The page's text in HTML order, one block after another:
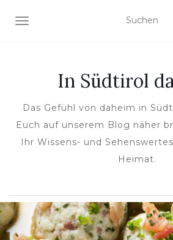
NAVIGATION UMSCHALTEN
In Südtirol
Das Gefühl von daheim in
Euch auf unserem Blog näher
Ihr Wissens- und
Heimat.